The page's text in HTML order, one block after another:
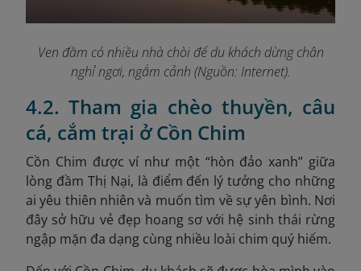
Ven đầm có nhiều nhà chòi để du khách dừng chân
nghỉ ngơi, ngắm cảnh (Nguồn: Internet).
4.2. Tham gia chèo thuyền, câu
cá, cắm trại ở Cồn Chim
Cồn Chim được ví như một “hòn đảo xanh” giữa
lòng đầm Thị Nại, là điểm đến lý tưởng cho những
ai yêu thiên nhiên và muốn tìm về sự yên bình. Nơi
đây sở hữu vẻ đẹp hoang sơ với hệ sinh thái rừng
ngập mặn đa dạng cùng nhiều loài chim quý hiếm.